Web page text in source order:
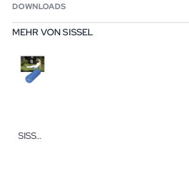
DOWNLOADS
MEHR VON SISSEL
SISSEL Massage Roller 15 x 45 cm blau